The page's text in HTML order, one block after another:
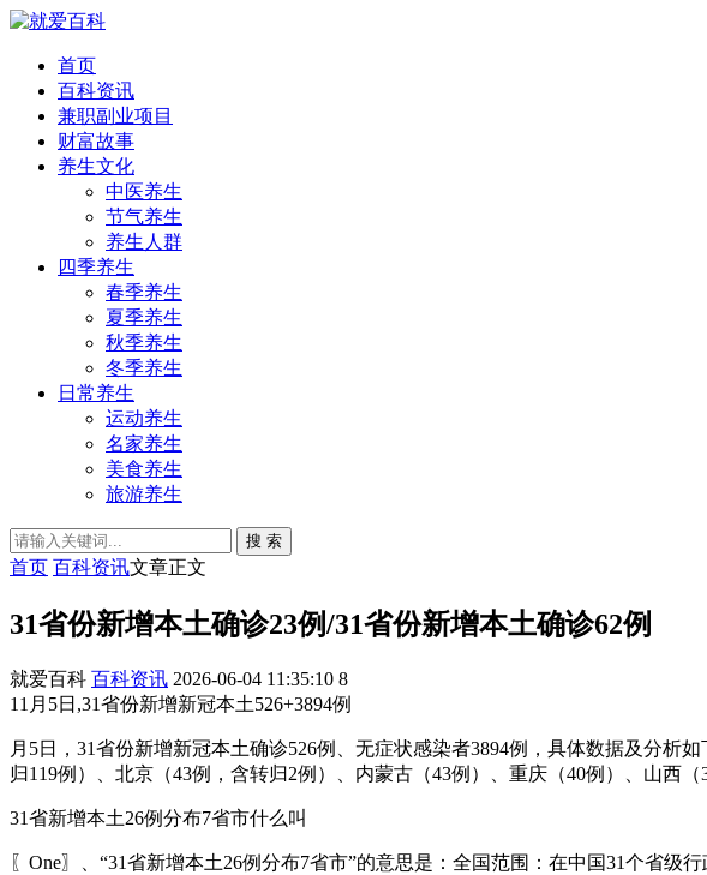
首页
百科资讯
兼职副业项目
财富故事
养生文化
中医养生
节气养生
养生人群
四季养生
春季养生
夏季养生
秋季养生
冬季养生
日常养生
运动养生
名家养生
美食养生
旅游养生
搜 索
首页 百科资讯文章正文
31省份新增本土确诊23例/31省份新增本土确诊62例
就爱百科 百科资讯 2026-06-04 11:35:10 8
11月5日,31省份新增新冠本土526+3894例
月5日，31省份新增新冠本土确诊526例、无症状感染者3894例，具体数据及分析
归119例）、北京（43例，含转归2例）、内蒙古（43例）、重庆（40例）、山西（
31省新增本土26例分布7省市什么叫
〖One〗、“31省新增本土26例分布7省市”的意思是：全国范围：在中国31个省